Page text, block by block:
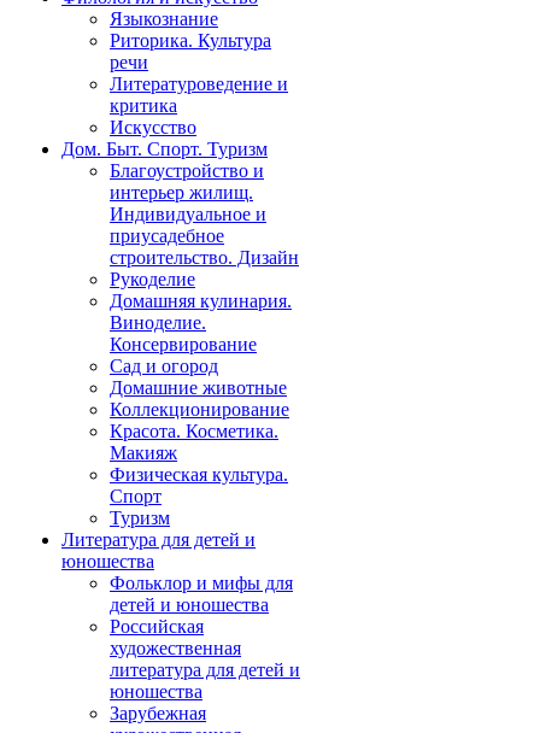
Языкознание
Риторика. Культура
речи
Литературоведение и
критика
Искусство
Дом. Быт. Спорт. Туризм
Благоустройство и
интерьер жилищ.
Индивидуальное и
приусадебное
строительство. Дизайн
Рукоделие
Домашняя кулинария.
Виноделие.
Консервирование
Сад и огород
Домашние животные
Коллекционирование
Красота. Косметика.
Макияж
Физическая культура.
Спорт
Туризм
Литература для детей и
юношества
Фольклор и мифы для
детей и юношества
Российская
художественная
литература для детей и
юношества
Зарубежная